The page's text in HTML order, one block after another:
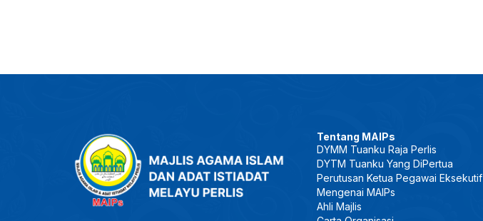
Tentang MAIPs
DYMM Tuanku Raja Perlis
DYTM Tuanku Yang DiPertua
Perutusan Ketua Pegawai Eksekutif
Mengenai MAIPs
Ahli Majlis